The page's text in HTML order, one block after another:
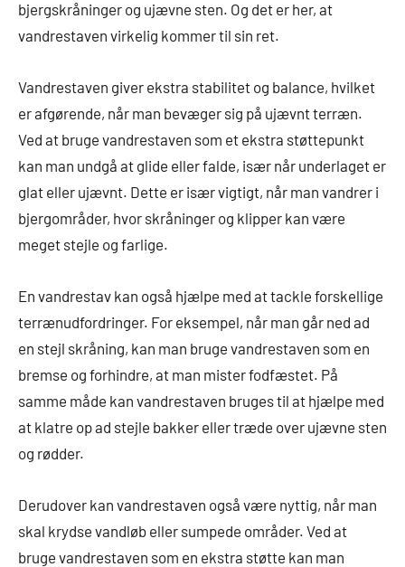
bjergskråninger og ujævne sten. Og det er her, at
vandrestaven virkelig kommer til sin ret.
Vandrestaven giver ekstra stabilitet og balance, hvilket
er afgørende, når man bevæger sig på ujævnt terræn.
Ved at bruge vandrestaven som et ekstra støttepunkt
kan man undgå at glide eller falde, især når underlaget er
glat eller ujævnt. Dette er især vigtigt, når man vandrer i
bjergområder, hvor skråninger og klipper kan være
meget stejle og farlige.
En vandrestav kan også hjælpe med at tackle forskellige
terrænudfordringer. For eksempel, når man går ned ad
en stejl skråning, kan man bruge vandrestaven som en
bremse og forhindre, at man mister fodfæstet. På
samme måde kan vandrestaven bruges til at hjælpe med
at klatre op ad stejle bakker eller træde over ujævne sten
og rødder.
Derudover kan vandrestaven også være nyttig, når man
skal krydse vandløb eller sumpede områder. Ved at
bruge vandrestaven som en ekstra støtte kan man